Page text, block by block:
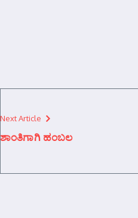
Next Article
ಶಾಂತಿಗಾಗಿ ಹಂಬಲ